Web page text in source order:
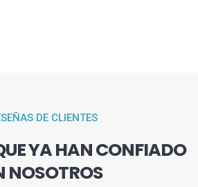
DE CLIENTES
YA HAN CONFIADO
NOSOTROS